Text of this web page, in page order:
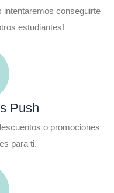
intentaremos conseguirte
estudiantes!
Push
o promociones
para ti.